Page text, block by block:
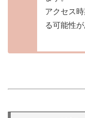
アクセス
る可能性が